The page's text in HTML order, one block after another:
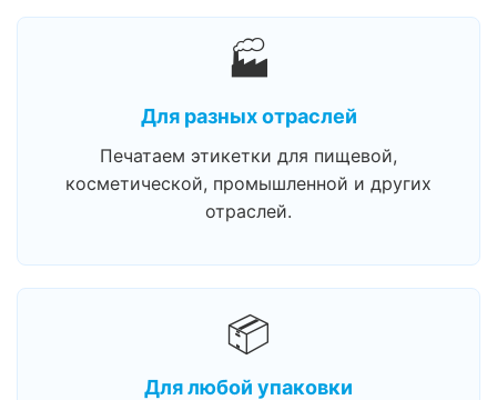
🏭
Для разных отраслей
Печатаем этикетки для пищевой,
косметической, промышленной и других
отраслей.
📦
Для любой упаковки